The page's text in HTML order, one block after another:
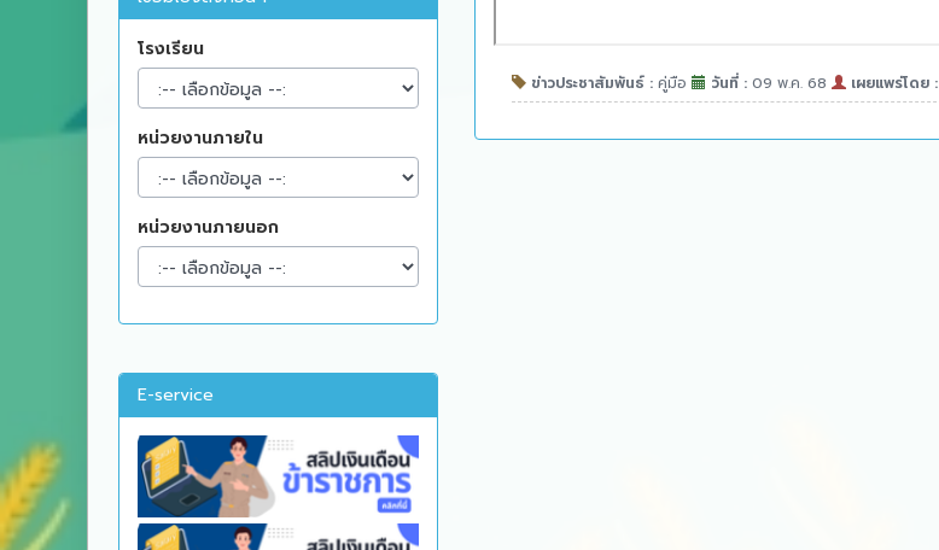
โรงเรียน
หน่วยงานภายใน
หน่วยงานภายนอก
E-service
ข่าวประชาสัมพันธ์ : คู่มือ วันที่ : 09 พ.ค. 68 เผยแพร่โดย :